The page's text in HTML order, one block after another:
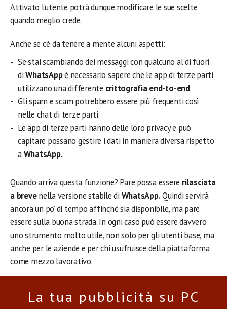
Attivato l’utente potrà dunque modificare le sue scelte
quando meglio crede.
Anche se c’è da tenere a mente alcuni aspetti:
Se stai scambiando dei messaggi con qualcuno al di fuori
diWhatsAppè necessario sapere che le app di terze parti
utilizzano una differente crittografia end-to-end.
Gli spam e scam potrebbero essere più frequenti così
nelle chat di terze parti.
Le app di terze parti hanno delle loro privacy e può
capitare possano gestire i dati in maniera diversa rispetto
aWhatsApp.
Quando arriva questa funzione? Pare possa essere rilasciata
a brevenella versione stabile di WhatsApp.Quindi servirà
ancora un po’ di tempo affinché sia disponibile, ma pare
essere sulla buona strada. In ogni caso può essere davvero
uno strumento molto utile, non solo per gli utenti base, ma
anche per le aziende e per chi usufruisce della piattaforma
come mezzo lavorativo.
La tua pubblicità su PC